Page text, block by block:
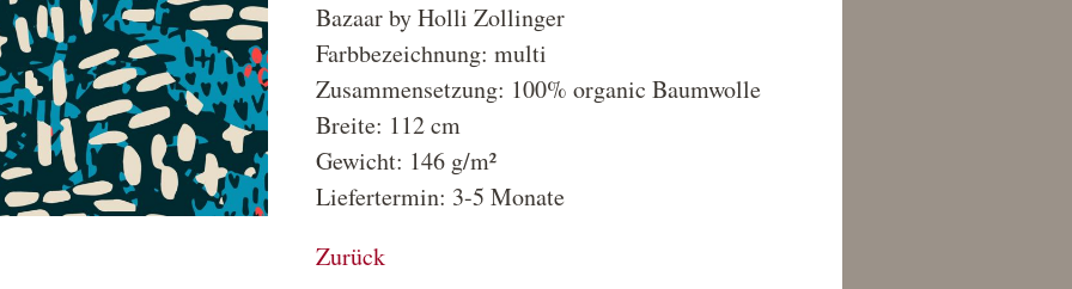
Bazaar by Holli Zollinger
Farbbezeichnung: multi
Zusammensetzung: 100% organic Baumwolle
Breite: 112 cm
Gewicht: 146 g/m²
Liefertermin: 3-5 Monate
Zurück